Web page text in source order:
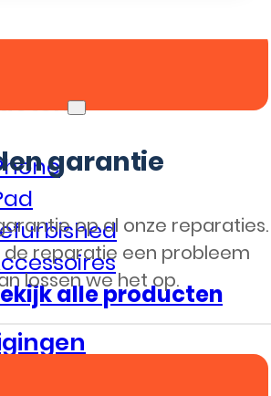
alle producten
garantie
op al onze reparaties.
de reparatie een probleem
lossen we het op.